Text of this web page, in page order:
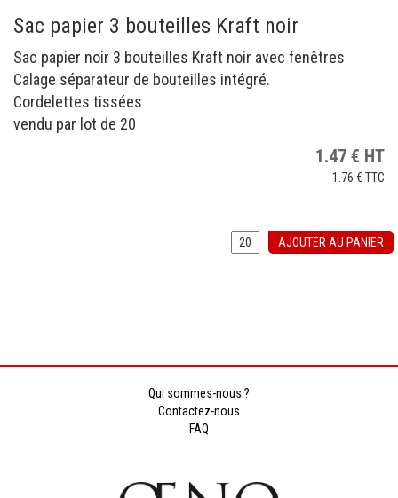
Sac papier 3 bouteilles Kraft noir
Sac papier noir 3 bouteilles Kraft noir avec fenêtres
Calage séparateur de bouteilles intégré.
Cordelettes tissées
vendu par lot de 20
1.47 € HT
1.76 €TTC
AJOUTER AU PANIER
Qui sommes-nous ?
Contactez-nous
FAQ